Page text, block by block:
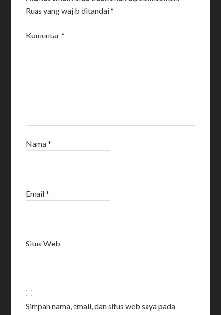
Ruas yang wajib ditandai*
Komentar*
Nama*
Email*
Situs Web
Simpan nama, email, dan situs web saya pada